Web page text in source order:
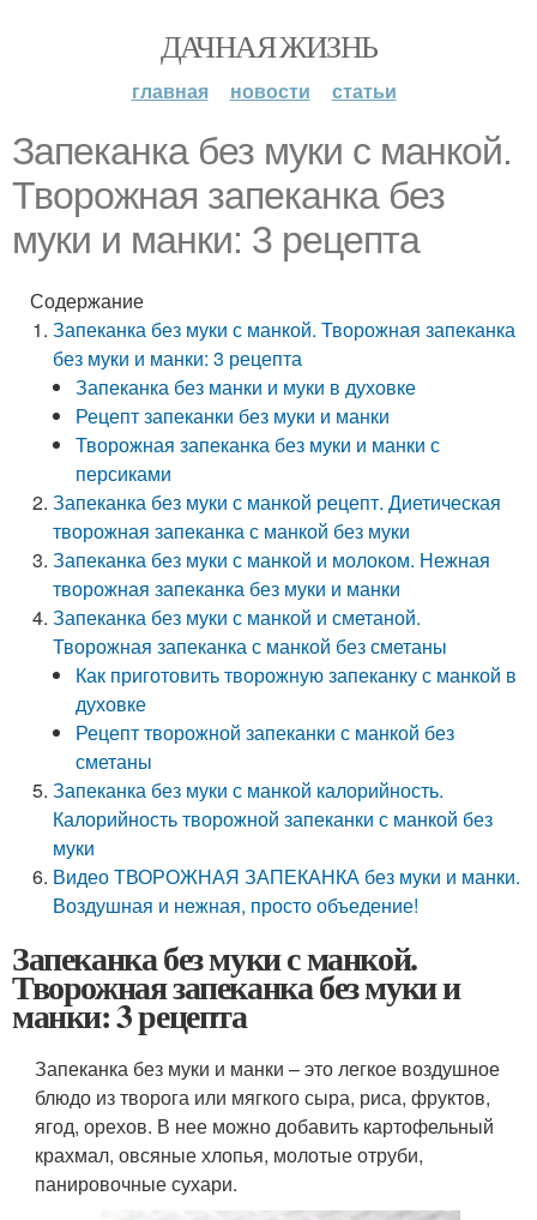
ДАЧНАЯ ЖИЗНЬ
главная новости статьи
Запеканка без муки с манкой.
Творожная запеканка без
муки и манки: 3 рецепта
Содержание
Запеканка без муки с манкой. Творожная запеканка
без муки и манки: 3 рецепта
Запеканка без манки и муки в духовке
Рецепт запеканки без муки и манки
Творожная запеканка без муки и манки с
персиками
Запеканка без муки с манкой рецепт. Диетическая
творожная запеканка с манкой без муки
Запеканка без муки с манкой и молоком. Нежная
творожная запеканка без муки и манки
Запеканка без муки с манкой и сметаной.
Творожная запеканка с манкой без сметаны
Как приготовить творожную запеканку с манкой в
духовке
Рецепт творожной запеканки с манкой без
сметаны
Запеканка без муки с манкой калорийность.
Калорийность творожной запеканки с манкой без
муки
Видео ТВОРОЖНАЯ ЗАПЕКАНКА без муки и манки.
Воздушная и нежная, просто объедение!
Запеканка без муки с манкой.
Творожная запеканка без муки и
манки: 3 рецепта
Запеканка без муки и манки – это легкое воздушное
блюдо из творога или мягкого сыра, риса, фруктов,
ягод, орехов. В нее можно добавить картофельный
крахмал, овсяные хлопья, молотые отруби,
панировочные сухари.